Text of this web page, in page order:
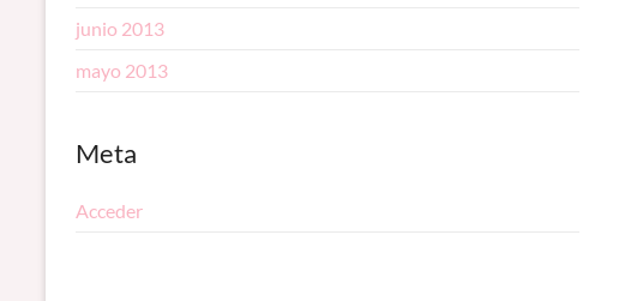
junio 2013
mayo 2013
Meta
Acceder